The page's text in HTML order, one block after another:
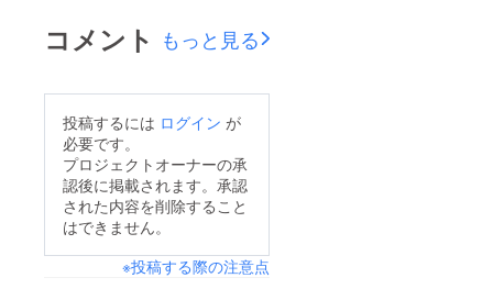
コメント もっと見る
投稿するには ログイン が
必要です。
プロジェクトオーナーの承
認後に掲載されます。承認
された内容を削除すること
はできません。
※投稿する際の注意点